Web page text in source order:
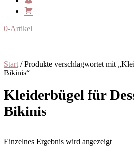
0-Artikel
Start / Produkte verschlagwortet mit
Bikinis“
Kleiderbügel für
Bikinis
Einzelnes Ergebnis wird angezeigt